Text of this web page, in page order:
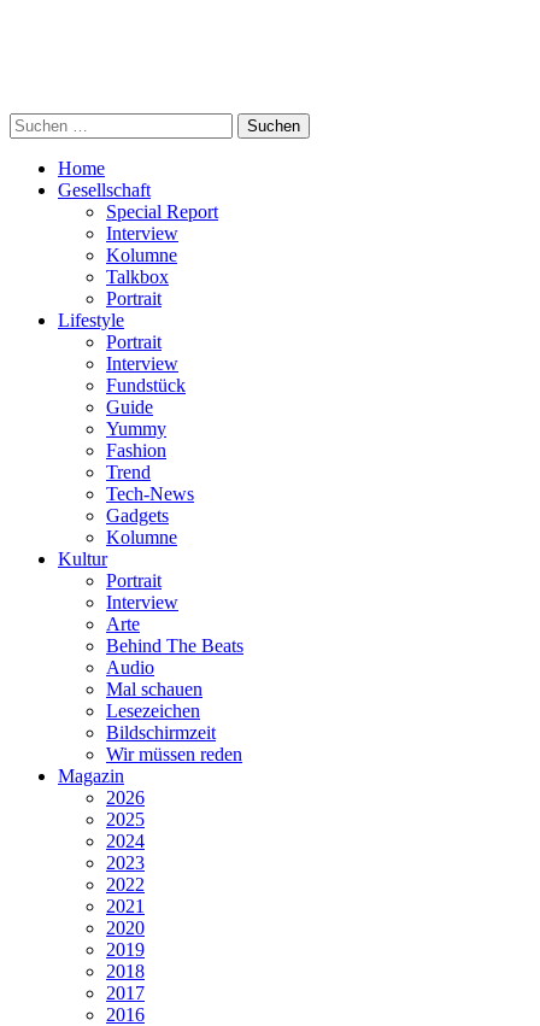
Suchen
nach:
Home
Gesellschaft
Special Report
Interview
Kolumne
Talkbox
Portrait
Lifestyle
Portrait
Interview
Fundstück
Guide
Yummy
Fashion
Trend
Tech-News
Gadgets
Kolumne
Kultur
Portrait
Interview
Arte
Behind The Beats
Audio
Mal schauen
Lesezeichen
Bildschirmzeit
Wir müssen reden
Magazin
2026
2025
2024
2023
2022
2021
2020
2019
2018
2017
2016